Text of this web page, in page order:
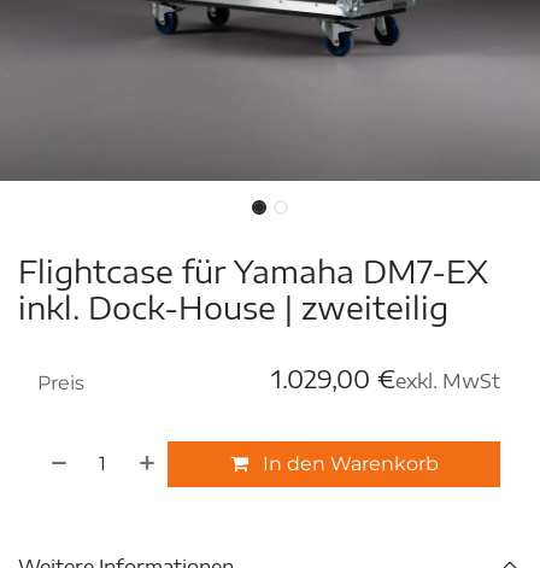
Flightcase für Yamaha DM7-EX
inkl. Dock-House | zweiteilig
In den Warenkorb
Preis 1.029,00 €exkl. MwSt